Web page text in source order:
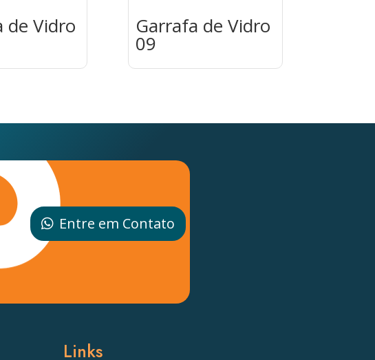
de Vidro Garrafa de Vidro
09
Entre em Contato
Links